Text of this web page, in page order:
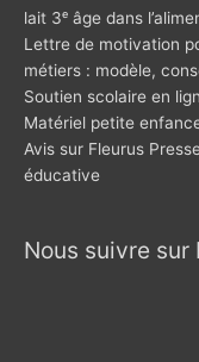
lait 3ᵉ âge dans
Lettre de motivation
métiers : modèle,
Soutien scolaire en
Matériel petite
Avis sur Fleurus
éducative
Nous suivre sur